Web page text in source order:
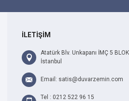
İLETİŞİM
Atatürk Blv. Unkapanı İMÇ 5
İstanbul
Email: satis@duvarzemin.com
Tel : 0212 522 96 15